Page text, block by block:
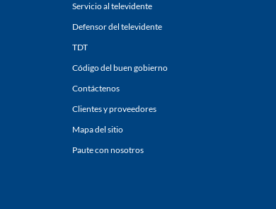
Servicio al televidente
Defensor del televidente
TDT
Código del buen gobierno
Contáctenos
Clientes y proveedores
Mapa del sitio
Paute con nosotros